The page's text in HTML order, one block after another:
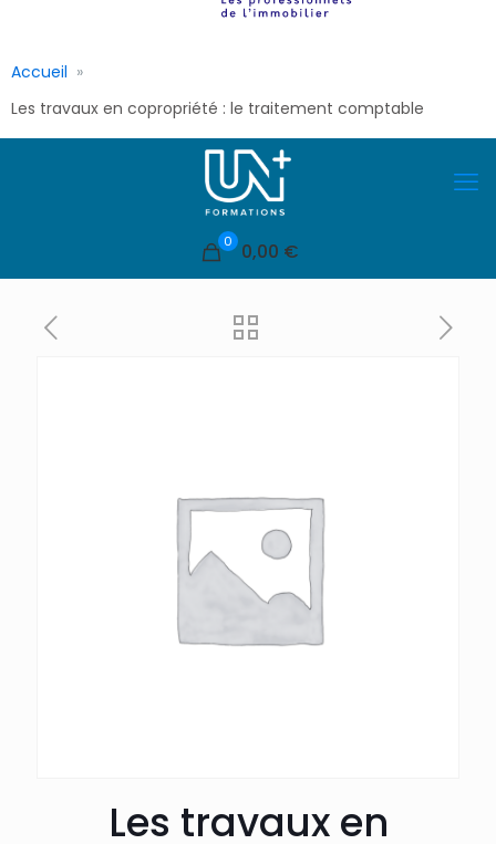
Accueil
Les travaux en copropriété : le traitement comptable
0 0,00 €
Les travaux en